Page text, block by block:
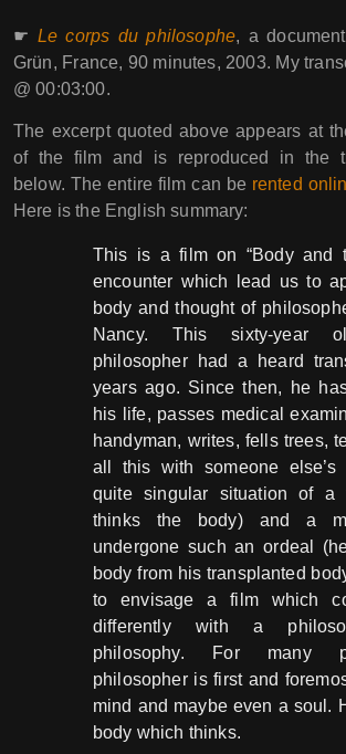
☛ Le corps du philosophe, a
Grün, France, 90 minutes, 2003. My
@ 00:03:00.
The excerpt quoted above appears at
of the film and is reproduced in the
below. The entire film can be rented
Here is the English summary:
This is a film on “Body and
encounter which lead us to
body and thought of
Nancy. This sixty-year
philosopher had a heard
years ago. Since then, he
his life, passes medical
handyman, writes, fells trees,
all this with someone else’s
quite singular situation of a
thinks the body) and a
undergone such an ordeal
body from his transplanted
to envisage a film which
differently with a
philosophy. For many
philosopher is first and
mind and maybe even a soul.
body which thinks.